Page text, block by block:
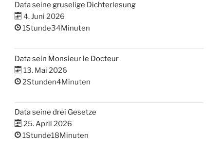
Data seine gruselige Dichterlesung
4. Juni 2026
1Stunde34Minuten
Data sein Monsieur le Docteur
13. Mai 2026
2Stunden4Minuten
Data seine drei Gesetze
25. April 2026
1Stunde18Minuten